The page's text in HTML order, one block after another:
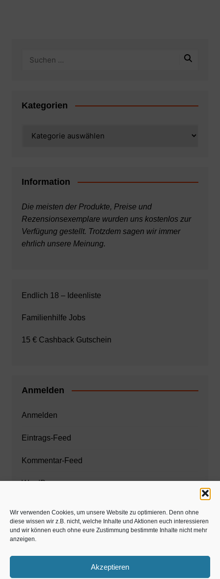
Wir verwenden Cookies, um unsere Website zu optimieren. Denn ohne
diese wissen wir z.B. nicht, welche Inhalte und Aktionen euch interessieren
und wir können euch ohne eure Zustimmung bestimmte Inhalte nicht mehr
anzeigen.
Akzeptieren
Kategorien
Information
Die meisten der Produkte, Preise und
Rezensionsexemplare wurden uns kostenlos zur
Verfügung gestellt. Trotzdem sagen wir immer
ehrlich unsere Meinung.
Endlich 18 – Ideenliste
Familienhilfe Jobs
15 € Cashback Gutschein
Anmelden
Anmelden
Eintrags-Feed
Kommentar-Feed
WordPress.org
Zahnarzt München
www.estaregistrierung.org – ESTA